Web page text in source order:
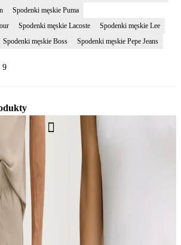
Spodenki męskie Puma
Spodenki męskie Lacoste
Spodenki męskie Lee
Spodenki męskie Boss Spodenki męskie Pepe Jeans
9